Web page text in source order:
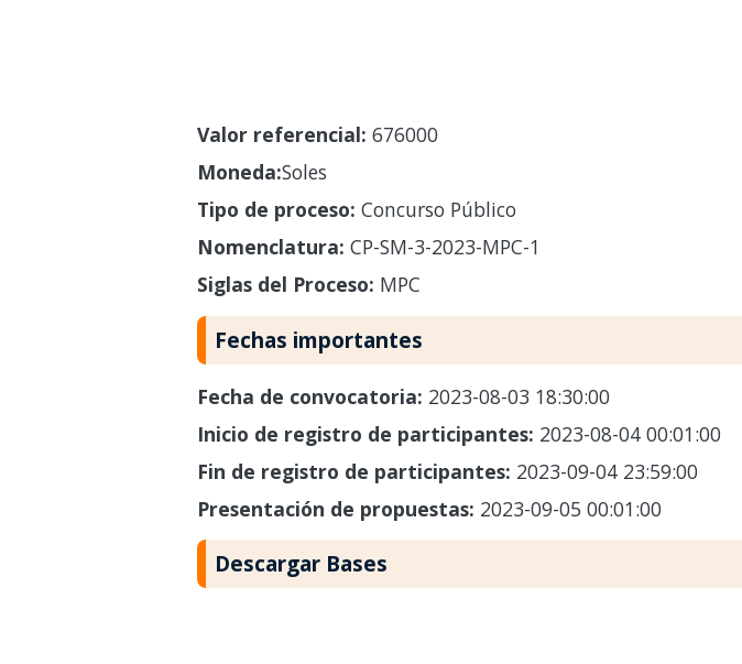
Valor referencial: 676000
Moneda:Soles
Tipo de proceso: Concurso Público
Nomenclatura: CP-SM-3-2023-MPC-1
Siglas del Proceso: MPC
Fechas importantes
Fecha de convocatoria: 2023-08-03 18:30:00
Inicio de registro de participantes: 2023-08-04 00:01:00
Fin de registro de participantes: 2023-09-04 23:59:00
Presentación de propuestas: 2023-09-05 00:01:00
Descargar Bases